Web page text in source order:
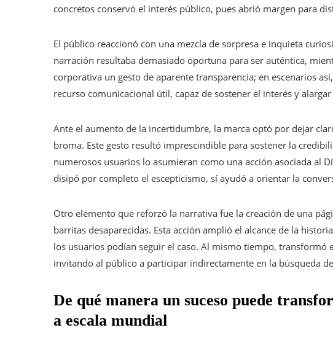
concretos conservó el interés público, pues abrió margen para
El público reaccionó con una mezcla de sorpresa e inquieta
narración resultaba demasiado oportuna para ser auténtica,
corporativa un gesto de aparente transparencia; en escenarios
recurso comunicacional útil, capaz de sostener el interés y
Ante el aumento de la incertidumbre, la marca optó por dejar
broma. Este gesto resultó imprescindible para sostener la
numerosos usuarios lo asumieran como una acción asociada al
disipó por completo el escepticismo, sí ayudó a orientar la
Otro elemento que reforzó la narrativa fue la creación de una
barritas desaparecidas. Esta acción amplió el alcance de la
los usuarios podían seguir el caso. Al mismo tiempo, transformó
invitando al público a participar indirectamente en la búsqueda
De qué manera un suceso puede
a escala mundial